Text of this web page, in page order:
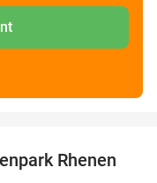
19%
Rhenen